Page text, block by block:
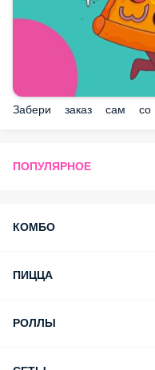
Забери заказ сам
ПОПУЛЯРНОЕ
КОМБО
ПИЦЦА
РОЛЛЫ